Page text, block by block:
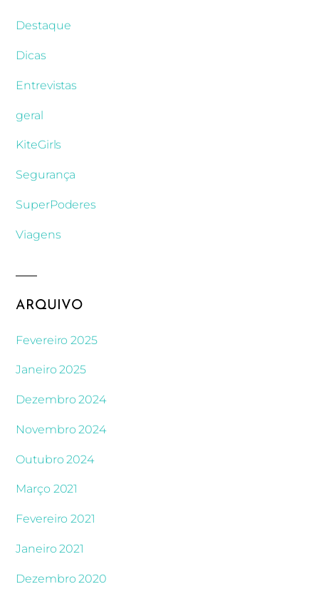
Destaque
Dicas
Entrevistas
geral
KiteGirls
Segurança
SuperPoderes
Viagens
ARQUIVO
Fevereiro 2025
Janeiro 2025
Dezembro 2024
Novembro 2024
Outubro 2024
Março 2021
Fevereiro 2021
Janeiro 2021
Dezembro 2020